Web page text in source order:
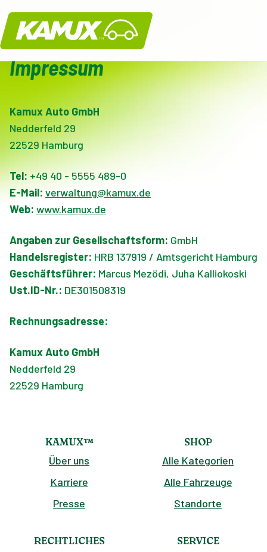
Kamux
Impressum
Kamux Auto GmbH
Nedderfeld 29
22529 Hamburg
Tel:+49 40 - 5555 489-0
E-Mail: verwaltung@kamux.de
Web: www.kamux.de
Angaben zur Gesellschaftsform: GmbH
Handelsregister: HRB 137919 / Amtsgericht Hamburg
Geschäftsführer: Marcus Mezödi, Juha Kalliokoski
Ust.ID-Nr.: DE301508319
Rechnungsadresse:
Kamux Auto GmbH
Nedderfeld 29
22529 Hamburg
KAMUX™
Über uns
Karriere
Presse
SHOP
Alle Kategorien
Alle Fahrzeuge
Standorte
RECHTLICHES SERVICE